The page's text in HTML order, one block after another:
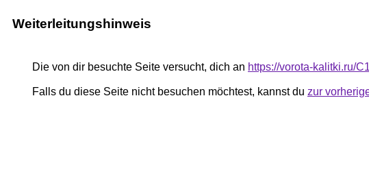
Weiterleitungshinweis
Die von dir besuchte Seite versucht, dich an https://vorota-kalitki.ru/
Falls du diese Seite nicht besuchen möchtest, kannst du zur